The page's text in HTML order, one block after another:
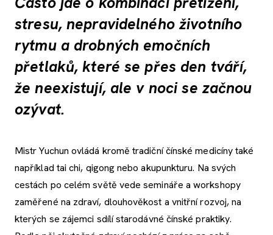
stresu, nepravidelného životního
rytmu a drobných emočních
přetlaků, které se přes den tváří,
že neexistují, ale v noci se začnou
ozývat.
Mistr Yuchun ovládá kromě tradiční čínské medicíny také
například tai chi, qigong nebo akupunkturu. Na svých
cestách po celém světě vede semináře a workshopy
zaměřené na zdraví, dlouhověkost a vnitřní rozvoj, na
kterých se zájemci sdílí starodávné čínské praktiky.